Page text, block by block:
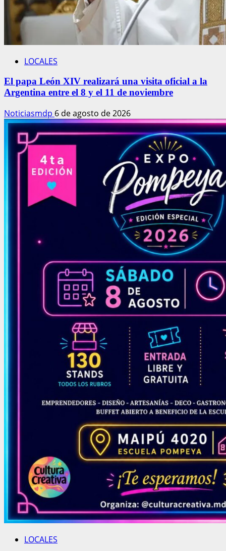
LOCALES
El papa León XIV realizará una visita oficial a la
Argentina entre el 8 y el 11 de noviembre
Noticiasmdp 6 de agosto de 2026
LOCALES